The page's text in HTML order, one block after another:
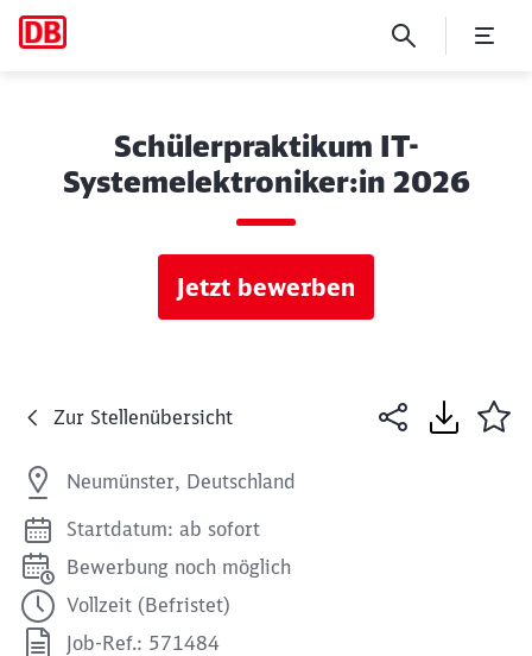
Schülerpraktikum IT-
Systemelektroniker:in 2026
Jetzt bewerben
Zur Stellenübersicht
Neumünster, Deutschland
Startdatum: ab sofort
Bewerbung noch möglich
Vollzeit (Befristet)
Job-Ref.: 571484